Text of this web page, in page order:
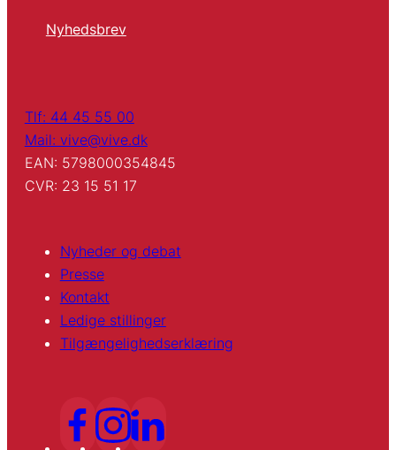
Nyhedsbrev
Tlf: 44 45 55 00
Mail: vive@vive.dk
EAN: 5798000354845
CVR: 23 15 51 17
Nyheder og debat
Presse
Kontakt
Ledige stillinger
Tilgængelighedserklæring